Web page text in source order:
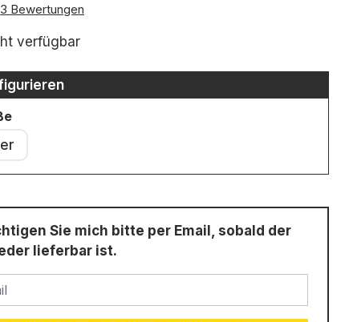
3 Bewertungen
verfügbar
auswählen
Sie mich bitte per Email, sobald der
lieferbar ist.